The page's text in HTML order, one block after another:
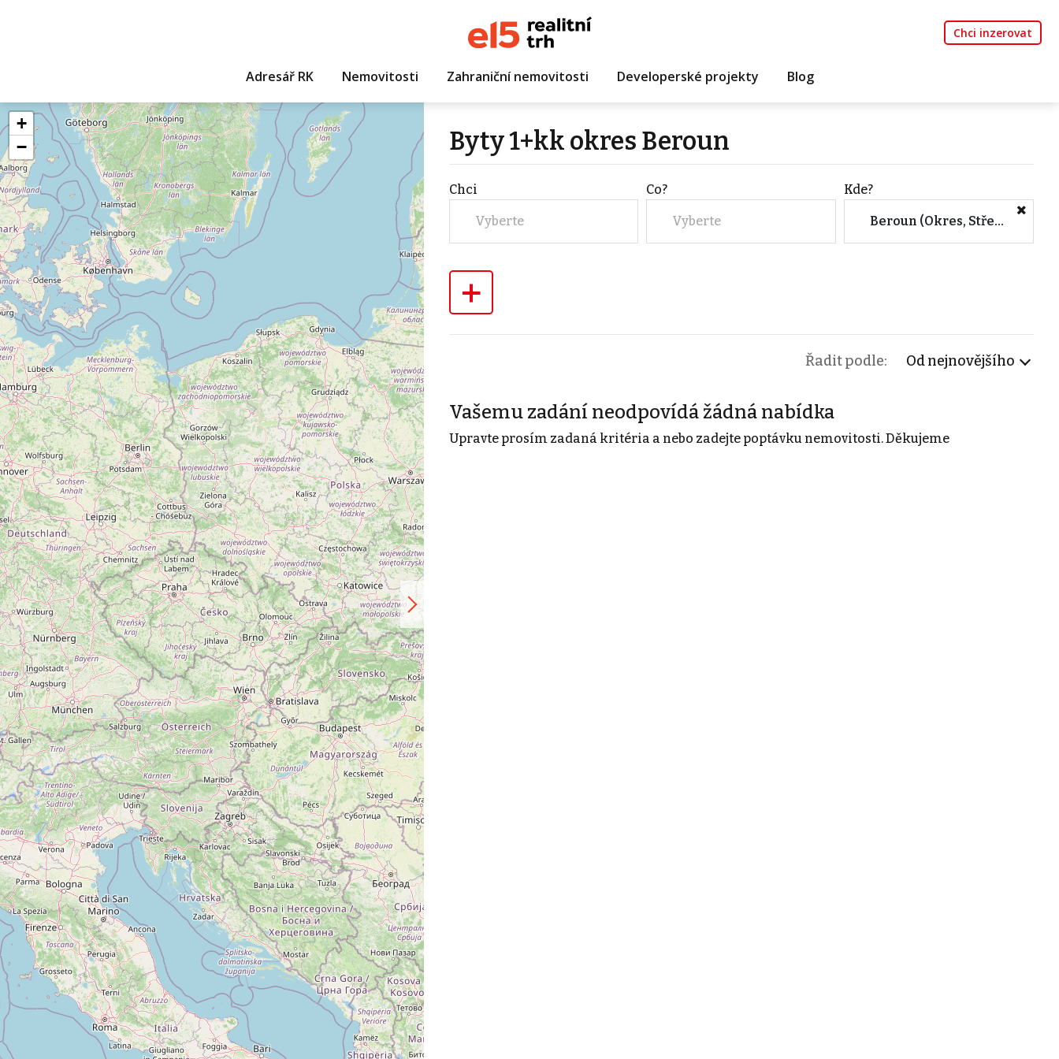
Chci inzerovat
Adresář RK Nemovitosti Zahraniční nemovitosti Developerské projekty Blog
+
−
Byty 1+kk okres Beroun
Chci
Vyberte
Co?
Vyberte
Kde?
Beroun (Okres, Středočeský kraj)
+
Řadit podle: Od nejnovějšího
Vašemu zadání neodpovídá žádná nabídka
Upravte prosím zadaná kritéria a nebo zadejte poptávku nemovitosti. Děkujeme